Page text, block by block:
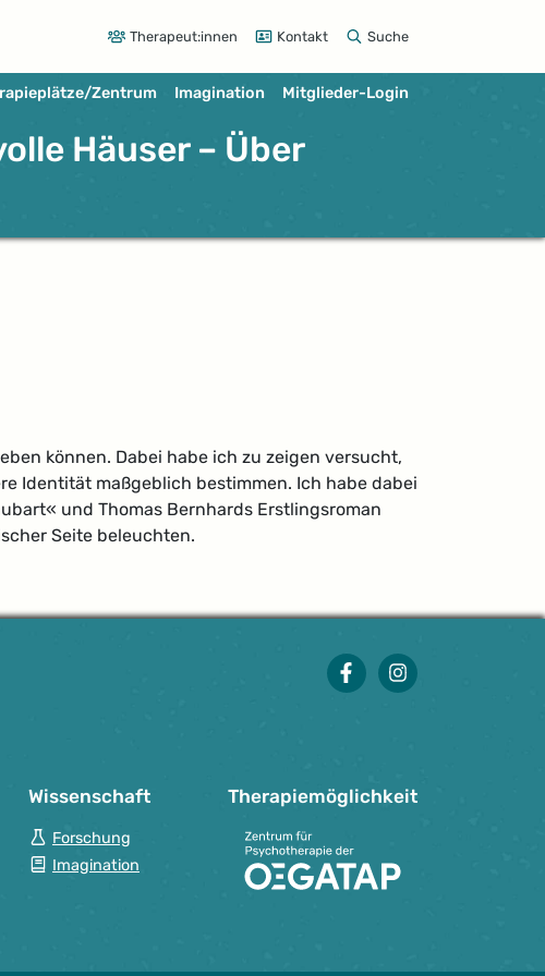
Therapeut:innen Kontakt Suche
Zentrum Imagination Mitglieder-Login
Häuser – Über
können. Dabei habe ich zu zeigen versucht,
Identität maßgeblich bestimmen. Ich habe dabei
und Thomas Bernhards Erstlingsroman
Seite beleuchten.
facebookinstagram
Wissenschaft
Forschung
Imagination
Therapie­möglichkeit